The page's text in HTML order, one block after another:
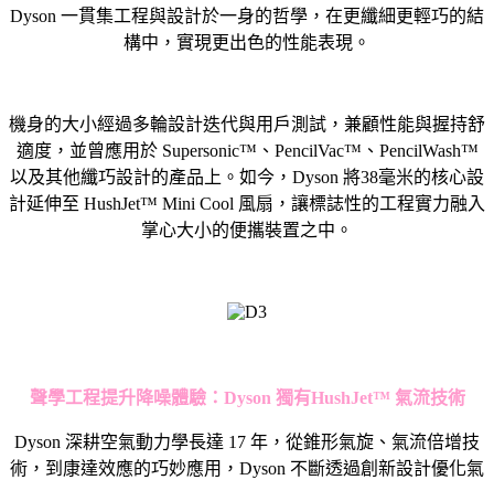
Dyson 一貫集工程與設計於一身的哲學，在更纖細更輕巧的結
構中，實現更出色的性能表現。
機身的大小經過多輪設計迭代與用戶測試，兼顧性能與握持舒
適度，並曾應用於 Supersonic™、PencilVac™、PencilWash™
以及其他纖巧設計的產品上。如今，Dyson 將38毫米的核心設
計延伸至 HushJet™ Mini Cool 風扇，讓標誌性的工程實力融入
掌心大小的便攜裝置之中。
聲學工程提升降噪體驗： Dyson 獨有HushJet™ 氣流技術
Dyson 深耕空氣動力學長達 17 年，從錐形氣旋、氣流倍增技
術，到康達效應的巧妙應用，Dyson 不斷透過創新設計優化氣